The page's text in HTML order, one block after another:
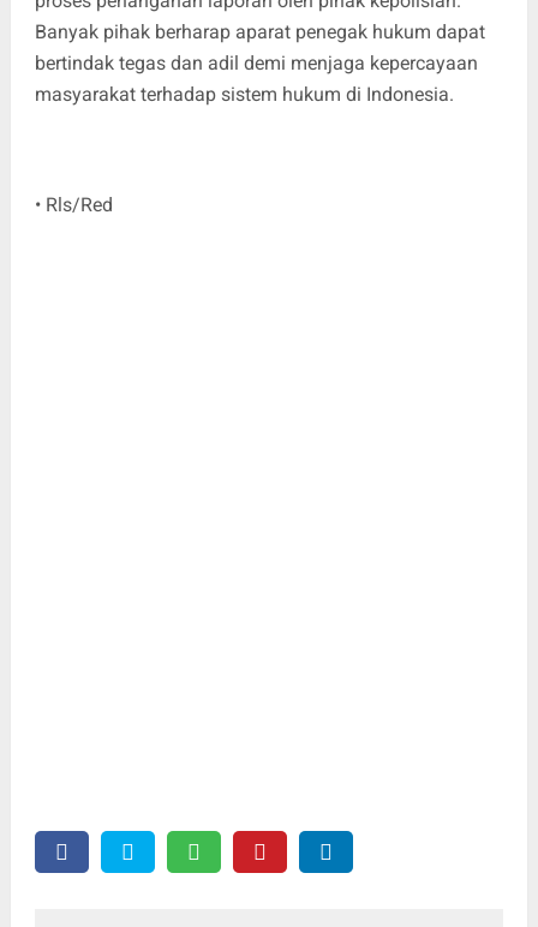
Banyak pihak berharap aparat penegak hukum dapat
bertindak tegas dan adil demi menjaga kepercayaan
masyarakat terhadap sistem hukum di Indonesia.
• Rls/Red